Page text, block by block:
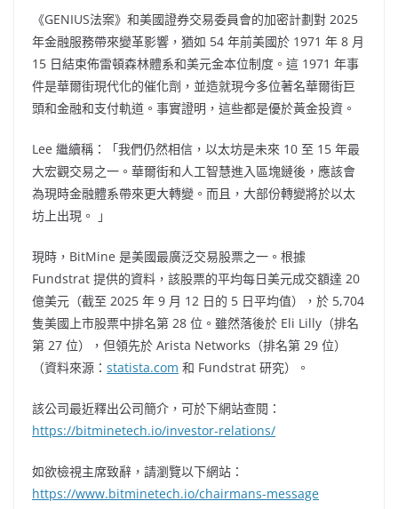
《GENIUS法案》和美國證券交易委員會的加密計劃對 2025
年金融服務帶來變革影響，猶如 54 年前美國於 1971 年 8 月
15 日結束佈雷頓森林體系和美元金本位制度。這 1971 年事
件是華爾街現代化的催化劑，並造就現今多位著名華爾街巨
頭和金融和支付軌道。事實證明，這些都是優於黃金投資。
Lee 繼續稱：「我們仍然相信，以太坊是未來 10 至 15 年最
大宏觀交易之一。華爾街和人工智慧進入區塊鏈後，應該會
為現時金融體系帶來更大轉變。而且，大部份轉變將於以太
坊上出現。 」
現時，BitMine 是美國最廣泛交易股票之一。根據
Fundstrat 提供的資料，該股票的平均每日美元成交額達 20
億美元（截至 2025 年 9 月 12 日的 5 日平均值），於 5,704
隻美國上市股票中排名第 28 位。雖然落後於 Eli Lilly（排名
第 27 位），但領先於 Arista Networks（排名第 29 位）
（資料來源： statista.com 和 Fundstrat 研究）。
該公司最近釋出公司簡介，可於下網站查閱：
https://bitminetech.io/investor-relations/
如欲檢視主席致辭，請瀏覽以下網站：
https://www.bitminetech.io/chairmans-message